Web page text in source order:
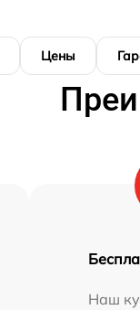
Цены
Наш